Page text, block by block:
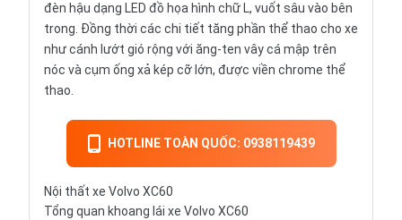
đèn hậu dạng LED đồ họa hình chữ L, vuốt sâu vào bên
trong. Đồng thời các chi tiết tăng phần thể thao cho xe
như cánh lướt gió rộng với ăng-ten vây cá mập trên
nóc và cụm ống xả kép cỡ lớn, được viền chrome thể
thao.
HOTLINE TOÀN QUỐC: 0938119439
Nội thất xe Volvo XC60
Tổng quan khoang lái xe Volvo XC60